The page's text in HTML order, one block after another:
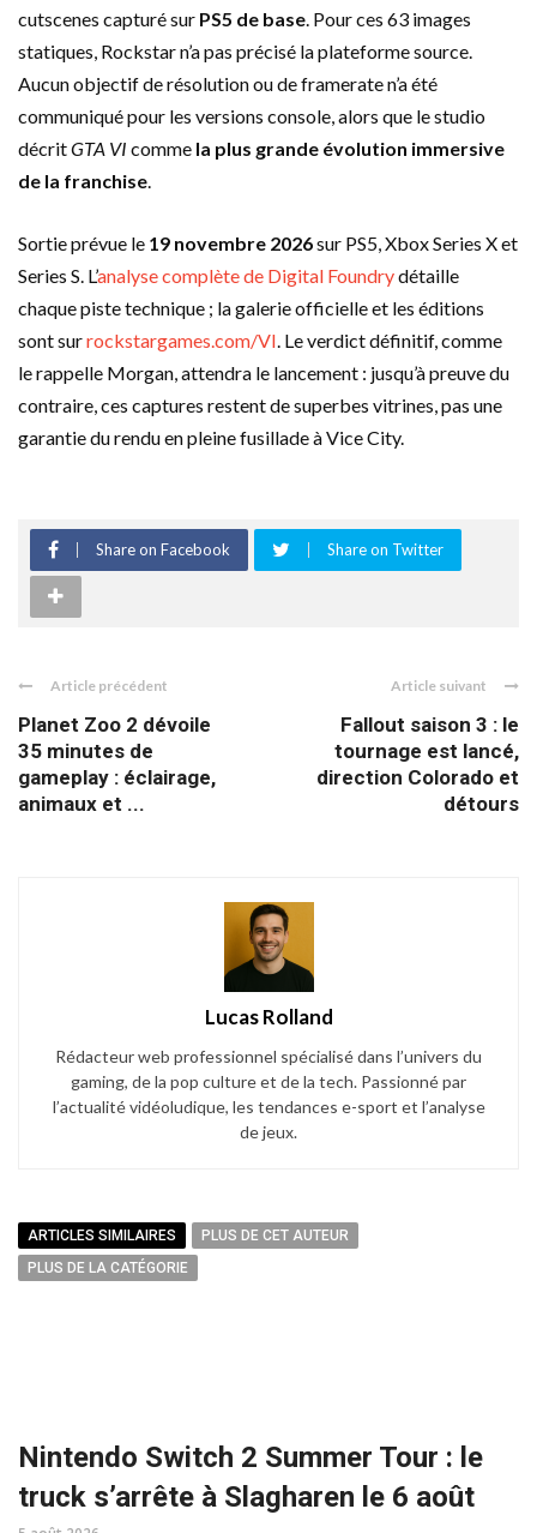
cutscenes capturé sur PS5 de base. Pour ces 63 images
statiques, Rockstar n’a pas précisé la plateforme source.
Aucun objectif de résolution ou de framerate n’a été
communiqué pour les versions console, alors que le studio
décritGTA VI comme la plus grande évolution immersive
de la franchise.
Sortie prévue le 19 novembre 2026sur PS5, Xbox Series X et
Series S. L’analyse complète de Digital Foundrydétaille
chaque piste technique ; la galerie officielle et les éditions
sont surrockstargames.com/VI. Le verdict définitif, comme
le rappelle Morgan, attendra le lancement : jusqu’à preuve du
contraire, ces captures restent de superbes vitrines, pas une
garantie du rendu en pleine fusillade à Vice City.
Share on Facebook Share on Twitter
Article précédent
Planet Zoo 2 dévoile
35 minutes de
gameplay : éclairage,
animaux et ...
Article suivant
Fallout saison 3 : le
tournage est lancé,
direction Colorado et
détours
Lucas Rolland
Rédacteur web professionnel spécialisé dans l’univers du
gaming, de la pop culture et de la tech. Passionné par
l’actualité vidéoludique, les tendances e-sport et l’analyse
de jeux.
ARTICLES SIMILAIRES
PLUS DE CET AUTEUR
PLUS DE LA CATÉGORIE
Nintendo Switch 2 Summer Tour : le
truck s’arrête à Slagharen le 6 août